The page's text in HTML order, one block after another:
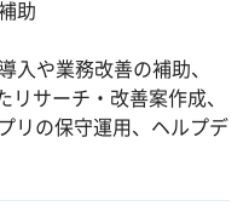
助
入や業務改善の補助、
リサーチ・改善案作成、
リの保守運用、ヘルプデ